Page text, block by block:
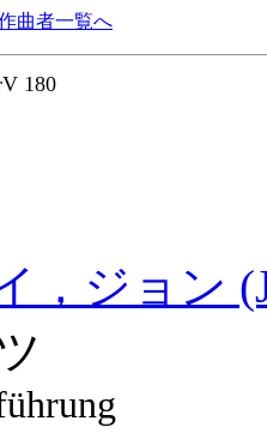
曲者一覧へ
180
，ジョン